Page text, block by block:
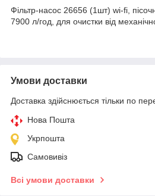
Фільтр-насос 26656 (1шт) wi-fi,
7900 л/год, для очистки від
Умови доставки
Доставка здійснюється тільки по
Нова Пошта
Укрпошта
Самовивіз
Всі умови доставки